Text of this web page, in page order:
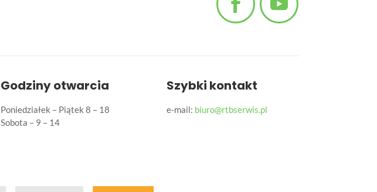
Godziny otwarcia
Poniedziałek – Piątek 8 – 18
Sobota – 9 – 14
Szybki kontakt
e-mail: biuro@rtbserwis.pl